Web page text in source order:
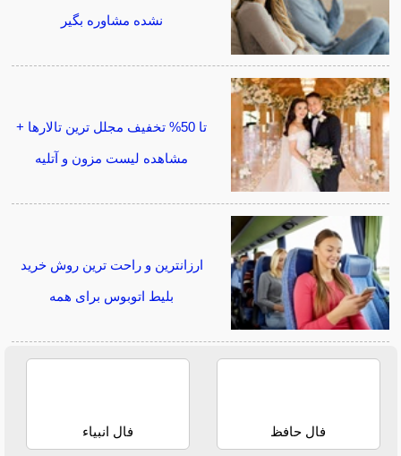
نشده مشاوره بگیر
تا 50% تخفیف مجلل ترین تالارها +
مشاهده لیست مزون و آتلیه
ارزانترین و راحت ترین روش خرید
بلیط اتوبوس برای همه
فال حافظ فال انبیاء